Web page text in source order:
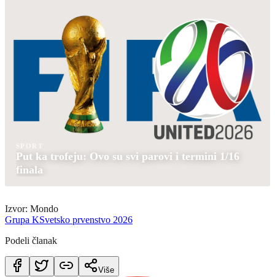
Put ka trofeju: Ovo su svi parovi i termini 1/16
finala
Izvor: Mondo
Grupa KSvetsko prvenstvo 2026
Podeli članak
Više